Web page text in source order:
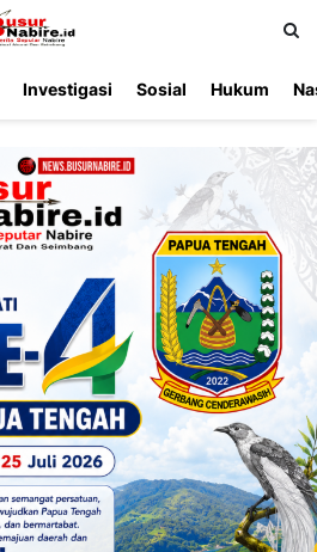
Investigasi Sosial Hukum